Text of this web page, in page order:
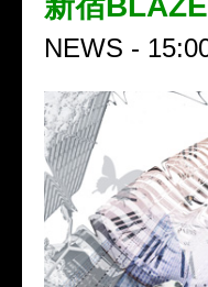
NEWS -